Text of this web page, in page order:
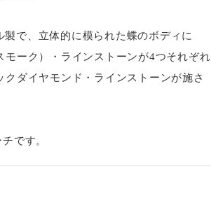
で、立体的に模られた蝶のボディに
ーク）・ラインストーンが4つそれぞれ
ダイヤモンド・ラインストーンが施さ
です。